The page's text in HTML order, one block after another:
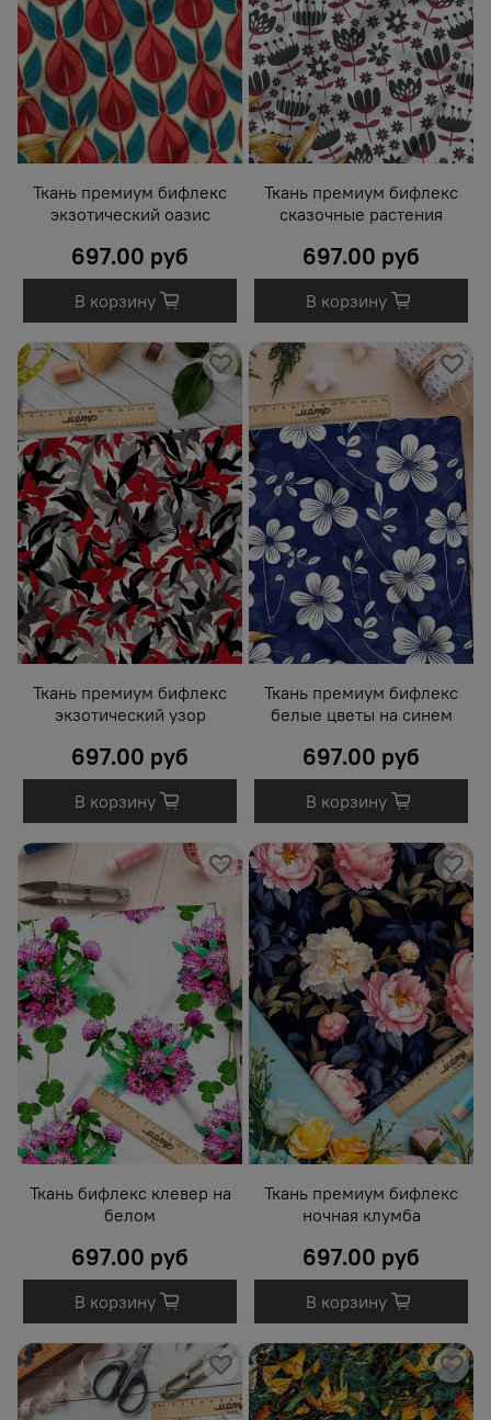
Ткань премиум бифлекс
экзотический оазис
697.00 руб
В корзину
Ткань премиум бифлекс
сказочные растения
697.00 руб
В корзину
Ткань премиум бифлекс
экзотический узор
697.00 руб
В корзину
Ткань премиум бифлекс
белые цветы на синем
697.00 руб
В корзину
Ткань бифлекс клевер на
белом
697.00 руб
В корзину
Ткань премиум бифлекс
ночная клумба
697.00 руб
В корзину